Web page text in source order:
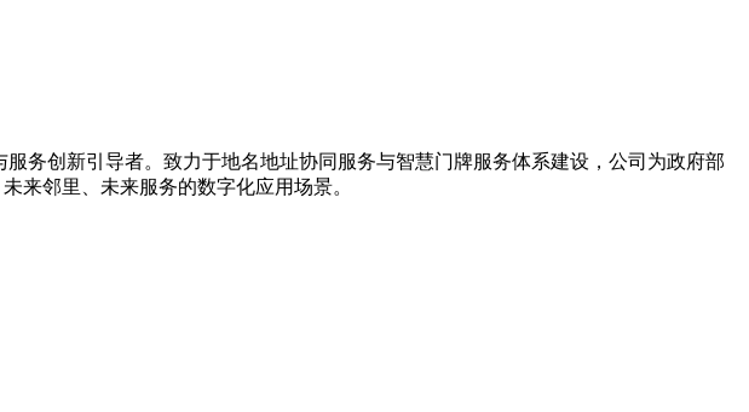
务创新引导者。致力于地名地址协同服务与智慧门牌服务体系建设，公司为政府部
来邻里、未来服务的数字化应用场景。